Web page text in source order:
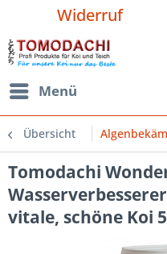
Widerruf
Menü
Übersicht
Tomodachi
vitale, schöne Koi